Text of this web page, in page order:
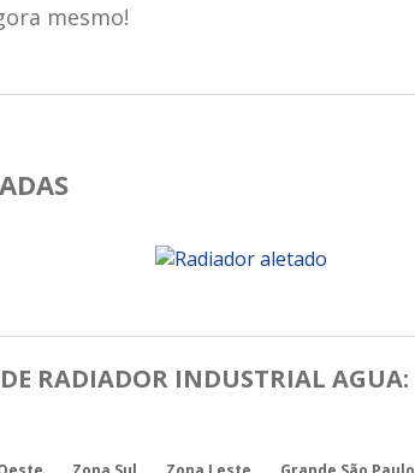
mesmo!
RADIADOR INDUSTRIAL AGUA: